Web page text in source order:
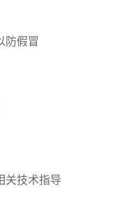
防假冒
关技术指导